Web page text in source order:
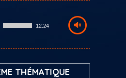
12:24
THÉMATIQUE